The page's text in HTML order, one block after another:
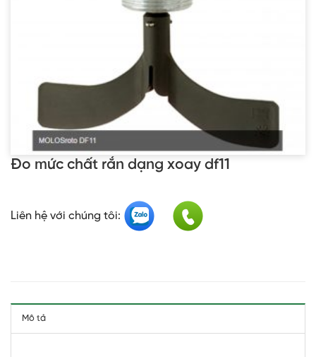
Đo mức chất rắn dạng xoay df11
Liên hệ với chúng tôi:
Mô tả